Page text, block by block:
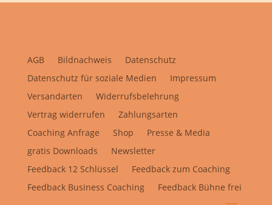
AGB Bildnachweis
Datenschutz
Datenschutz für soziale Medien
Impressum
Versandarten
Widerrufsbelehrung
Vertrag widerrufen
Zahlungsarten
Coaching Anfrage
Shop
Presse & Media
gratis Downloads
Newsletter
Feedback 12 Schlüssel
Feedback zum Coaching
Feedback Business Coaching
Feedback Bühne frei